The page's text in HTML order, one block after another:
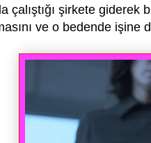
çalıştığı şirkete
ve o bedende işine